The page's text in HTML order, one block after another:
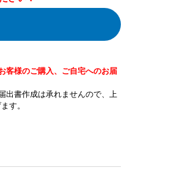
客様のご購入、ご自宅へのお届
出書作成は承れませんので、上
す。